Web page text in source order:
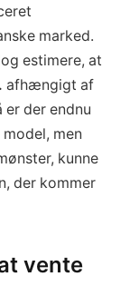
marked.
estimere, at
afhængigt af
er der endnu
men
kunne
der kommer
vente